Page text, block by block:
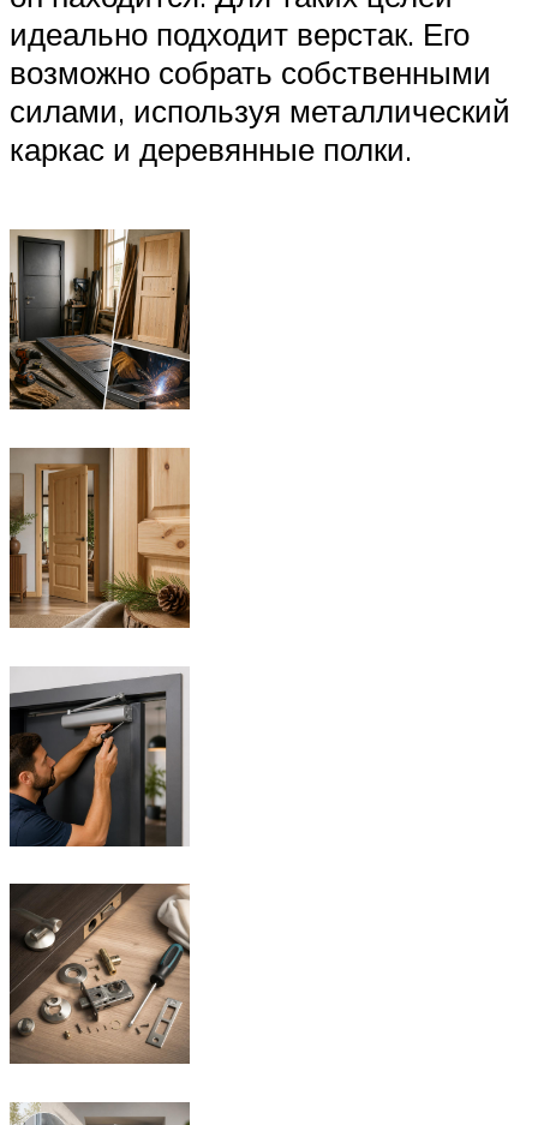
идеально подходит верстак. Его
возможно собрать собственными
силами, используя металлический
каркас и деревянные полки.